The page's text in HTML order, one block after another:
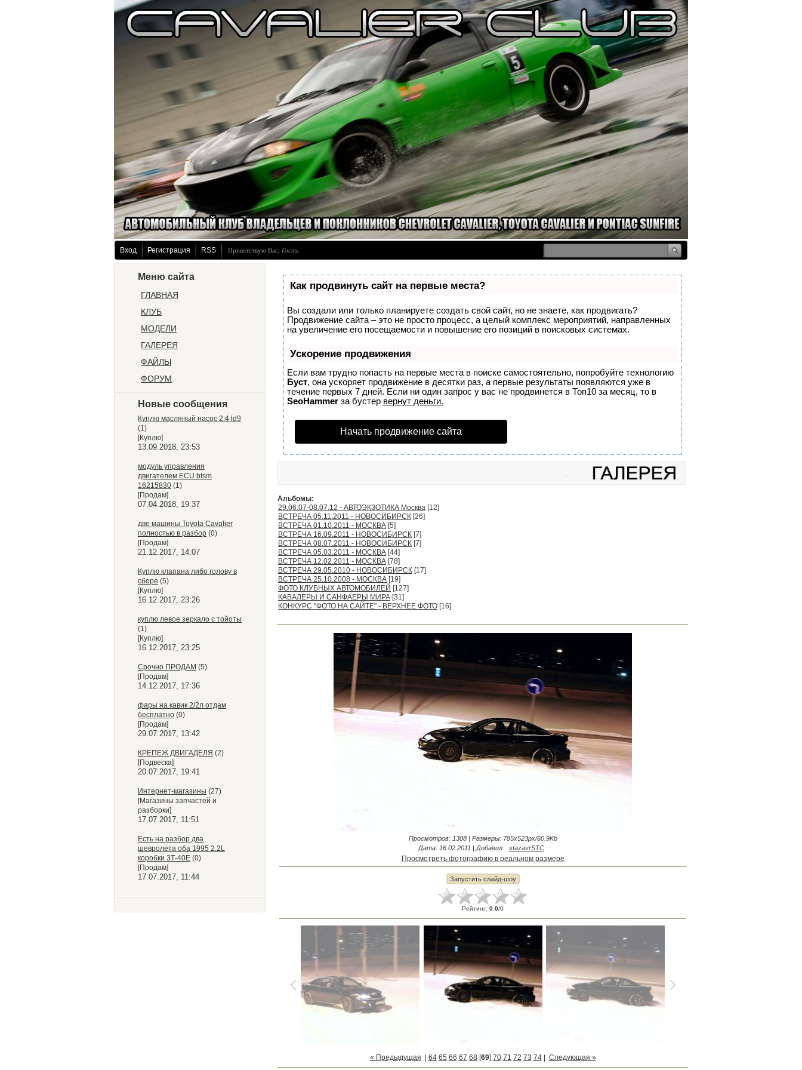
Вход Регистрация RSS Приветствую Вас Гость
Меню сайта
ГЛАВНАЯ
КЛУБ
МОДЕЛИ
ГАЛЕРЕЯ
ФАЙЛЫ
ФОРУМ
Новые сообщения
Куплю масляный насос 2.4 ld9
(1)
[Куплю]
13.09.2018, 23:53
модуль управления
двигателем ECU btsm
16215830 (1)
[Продам]
07.04.2018, 19:37
две машины Toyota Cavalier
полностью в разбор (0)
[Продам]
21.12.2017, 14:07
Куплю клапана либо голову в
сборе (5)
[Куплю]
16.12.2017, 23:26
куплю левое зеркало с тойоты
(1)
[Куплю]
16.12.2017, 23:25
Срочно ПРОДАМ (5)
[Продам]
14.12.2017, 17:36
фары на кавик 2/2л отдам
бесплатно (0)
[Продам]
29.07.2017, 13:42
КРЕПЕЖ ДВИГАДЕЛЯ (2)
[Подвеска]
20.07.2017, 19:41
Интернет-магазины (27)
[Магазины запчастей и
разборки]
17.07.2017, 11:51
Есть на разбор два
шевролета оба 1995 2.2L
коробки 3Т-40Е (0)
[Продам]
17.07.2017, 11:44
Как продвинуть сайт на первые места?
Вы создали или только планируете создать свой сайт, но не знаете, как продвигать?
Продвижение сайта – это не просто процесс, а целый комплекс мероприятий, направленных
на увеличение его посещаемости и повышение его позиций в поисковых системах.
Ускорение продвижения
Если вам трудно попасть на первые места в поиске самостоятельно, попробуйте технологию
Буст, она ускоряет продвижение в десятки раз, а первые результаты появляются уже в
течение первых 7 дней. Если ни один запрос у вас не продвинется в Топ10 за месяц, то в
SeoHammer за бустер вернут деньги.
Начать продвижение сайта
Альбомы:
29.06.07-08.07.12 - АВТОЭКЗОТИКА Москва [12]
ВСТРЕЧА 05.11.2011 - НОВОСИБИРСК [26]
ВСТРЕЧА 01.10.2011 - МОСКВА [5]
ВСТРЕЧА 16.09.2011 - НОВОСИБИРСК [7]
ВСТРЕЧА 08.07.2011 - НОВОСИБИРСК [7]
ВСТРЕЧА 05.03.2011 - МОСКВА [44]
ВСТРЕЧА 12.02.2011 - МОСКВА [78]
ВСТРЕЧА 29.05.2010 - НОВОСИБИРСК [17]
ВСТРЕЧА 25.10.2008 - МОСКВА [19]
ФОТО КЛУБНЫХ АВТОМОБИЛЕЙ [127]
КАВАЛЕРЫ И САНФАЕРЫ МИРА [31]
КОНКУРС "ФОТО НА САЙТЕ" - ВЕРХНЕЕ ФОТО [16]
Просмотров: 1308 | Размеры: 785x523px/60.9Kb
Дата: 16.02.2011 | Добавил: stazavrSTC
Просмотреть фотографию в реальном размере
Рейтинг: 0.0/0
« Предыдущая 64 65 66 67 68[69] 70 71 72 73 74| Следующая »